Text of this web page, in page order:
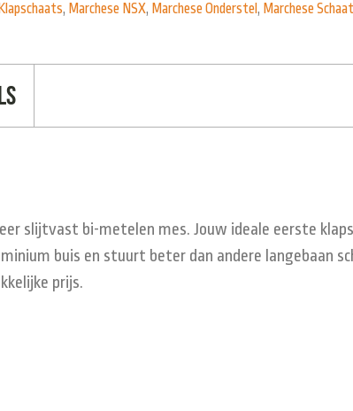
, Marchese NSX, Marchese Onderstel, Marchese
slijtvast bi-metelen mes. Jouw ideale eerste
buis en stuurt beter dan andere langebaan
prijs.